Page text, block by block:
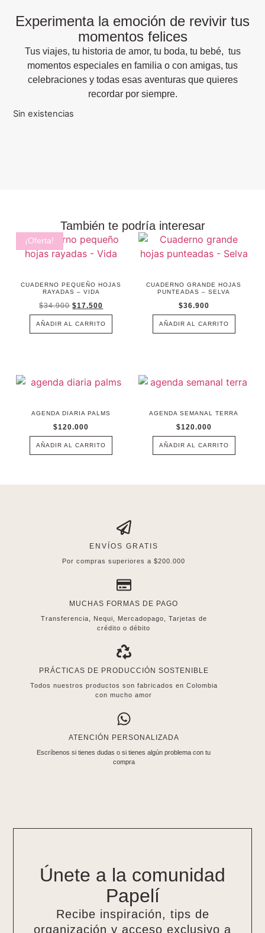
Experimenta la emoción de revivir tus
momentos felices
Tus viajes, tu historia de amor, tu boda, tu bebé, tus
momentos especiales en familia o con amigas, tus
celebraciones y todas esas aventuras que quieres
recordar por siempre.
Sin existencias
También te podría interesar
¡Oferta!
CUADERNO PEQUEÑO HOJAS
RAYADAS – VIDA
$34.900 $17.500
AÑADIR AL CARRITO
CUADERNO GRANDE HOJAS
PUNTEADAS – SELVA
$36.900
AÑADIR AL CARRITO
AGENDA DIARIA PALMS
$120.000
AÑADIR AL CARRITO
AGENDA SEMANAL TERRA
$120.000
AÑADIR AL CARRITO
ENVÍOS GRATIS
Por compras superiores a $200.000
MUCHAS FORMAS DE PAGO
Transferencia, Nequi, Mercadopago, Tarjetas de
crédito o débito
PRÁCTICAS DE PRODUCCIÓN SOSTENIBLE
Todos nuestros productos son fabricados en Colombia
con mucho amor
ATENCIÓN PERSONALIZADA
Escríbenos si tienes dudas o si tienes algún problema con tu
compra
Únete a la comunidad
Papelí
Recibe inspiración, tips de
organización y acceso exclusivo a